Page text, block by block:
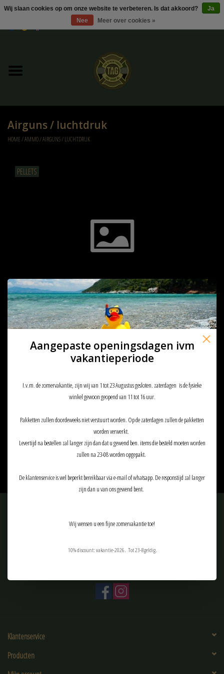
UItverkoop
Kleding
Tactical gear
Airguns / luchtdruk
HOME/AMMO/AIRGUNS / LUCHTDRUK
PELLETS
4
TARGETS
Klantenservice
Producten
Wij slaan cookies op om onze website te verbeteren. Is dat akkoord?
Ja
Nee
Meer over cookies »
Aangepaste openingsdagen ivm
vakantieperiode
I.v.m. de zomervakantie, zijn wij van 1 tot 23 Augustus gesloten. zaterdagen is de fysieke
winkel gewoon geopend van 11 tot 16 uur.
Pakketten zullen doordeweeks niet verstuurt worden. Op de zaterdagen zullen de pakketten
worden verwerkt.
Levertijd na bestellen zal langer zijn dan dat u gewend ben. items die besteld moeten worden
zullen na 23-08 worden opgepakt.
De klantenservice is wel beperkt bereikbaar via e-mail of whatsapp. De responstijd zal langer
zijn dan u van ons gewend bent.
Wij wensen u een fijne zomervakantie toe!
10% discount: vakantie-2026. Tot 23-8geldig.